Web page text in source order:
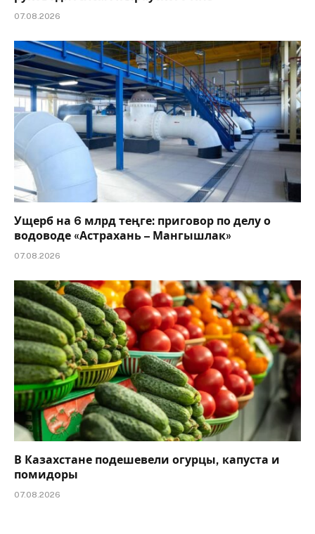
07.08.2026
Ущерб на 6 млрд теңге: приговор по делу о
водоводе «Астрахань – Мангышлак»
07.08.2026
В Казахстане подешевели огурцы, капуста и
помидоры
07.08.2026